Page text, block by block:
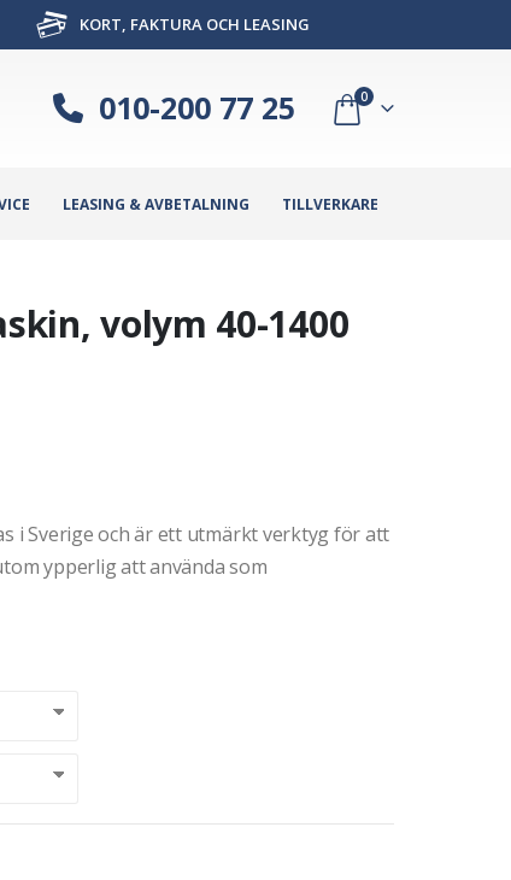
KORT, FAKTURA OCH LEASING
010-200 77 25 0
LEASING & AVBETALNING TILLVERKARE
volym 40-1400
i Sverige och är ett utmärkt verktyg för att
ypperlig att använda som